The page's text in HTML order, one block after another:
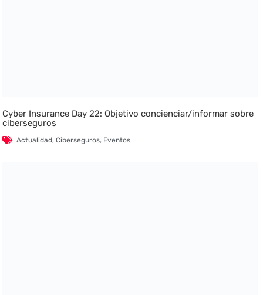
Cyber Insurance Day 22: Objetivo concienciar/informar sobre
ciberseguros
Actualidad,Ciberseguros, Eventos